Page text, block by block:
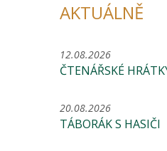
AKTUÁLNĚ
12.08.2026
ČTENÁŘSKÉ
20.08.2026
TÁBORÁK S HASIČI